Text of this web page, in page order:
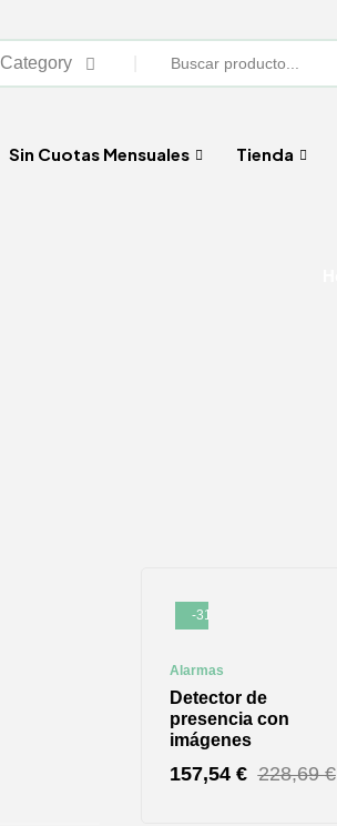
Category
Sin Cuotas Mensuales Tienda
-31%
Alarmas
Detector de
presencia con
imágenes
228,69€
157,54 €